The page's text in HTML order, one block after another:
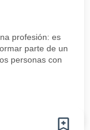
profesión: es
parte de un
personas con